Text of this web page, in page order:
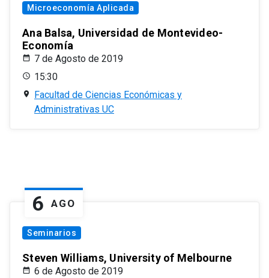
Microeconomía Aplicada
Ana Balsa, Universidad de Montevideo-
Economía
7 de Agosto de 2019
15:30
Facultad de Ciencias Económicas y
Administrativas UC
6 AGO
Seminarios
Steven Williams, University of Melbourne
6 de Agosto de 2019